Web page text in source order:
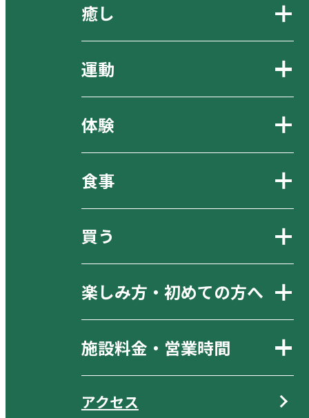
癒し
運動
体験
食事
買う
楽しみ方・初めての方へ
施設料金・営業時間
アクセス